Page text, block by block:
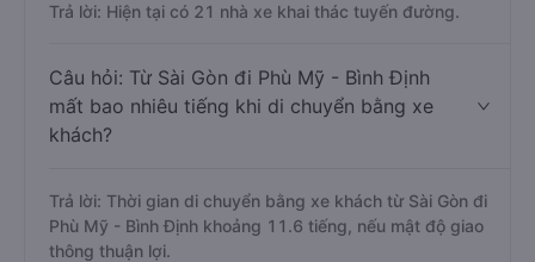
Trả lời: Hiện tại có 21 nhà xe khai thác tuyến đường.
Câu hỏi: Từ Sài Gòn đi Phù Mỹ - Bình Định
mất bao nhiêu tiếng khi di chuyển bằng xe
khách?
Trả lời: Thời gian di chuyển bằng xe khách từ Sài Gòn đi
Phù Mỹ - Bình Định khoảng 11.6 tiếng, nếu mật độ giao
thông thuận lợi.